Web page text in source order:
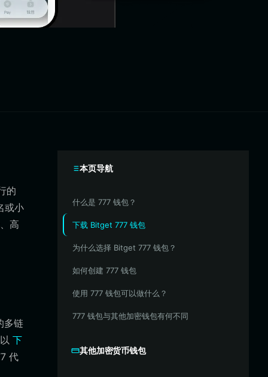
的
或小
高
多链
下
代
本页导航
什么是 777 钱包？
下载 Bitget 777 钱包
为什么选择 Bitget 777 钱包？
如何创建 777 钱包
使用 777 钱包可以做什么？
777 钱包与其他加密钱包有何不同
其他加密货币钱包